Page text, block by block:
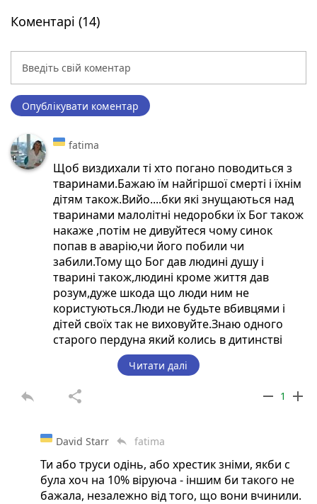
Коментарі (14)
Опублікувати коментар
fatima
Щоб виздихали ті хто погано поводиться з
тваринами.Бажаю їм найгіршої смерті і їхнім
дітям також.Вийо....бки які знущаються над
тваринами малолітні недоробки їх Бог також
накаже ,потім не дивуйтеся чому синок
попав в аварію,чи його побили чи
забили.Тому що Бог дав людині душу і
тварині також,людині кроме життя дав
розум,дуже шкода що люди ним не
користуються.Люди не будьте вбивцями і
дітей своїх так не виховуйте.Знаю одного
старого пердуна який колись в дитинстві
кидав котиків з 6 поверху,то його життя на
старості так кинуло паралітика,що він
напевне сильно пожалів
Читати далі
reply share remove 1 add
David Starr reply fatima
Ти або труси одінь, або хрестик зніми, якби с
була хоч на 10% віруюча - іншим би такого не
бажала, незалежно від того, що вони вчинили.